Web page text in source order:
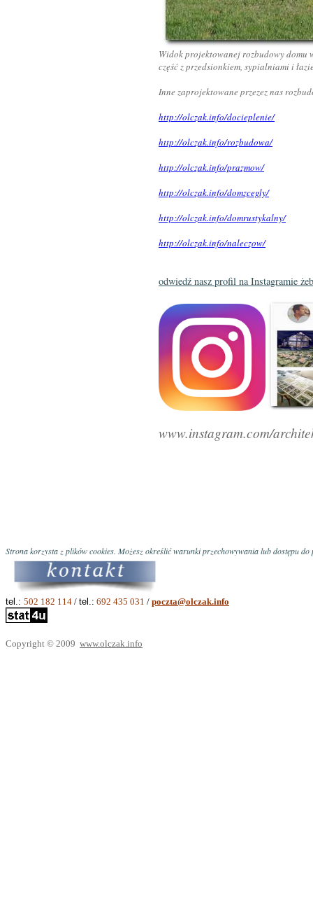
Widok projektowanej rozbudowy domu
część z przedsionkiem, sypialniami i
Inne zaprojektowane przezez nas
http://olczak.info/docieplenie/
http://olczak.info/rozbudowa/
http://olczak.info/prazmow/
http://olczak.info/domzcegly/
http://olczak.info/domrustykalny/
http://olczak.info/naleczow/
odwiedź nasz profil na Instagramie
www.instagram.com/
Strona korzysta z plików cookies. Możesz określić warunki przechowywania lub dostępu
tel.: 502 182 114 / tel.: 692 435 031 / poczta@olczak.info
Copyright © 2009 www.olczak.info